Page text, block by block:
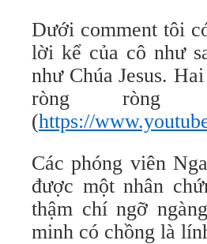
Dưới comment tôi
lời kể của cô như
như Chúa Jesus.
ròng ròng
(https://
Các phóng viên
được một nhân
thậm chí ngỡ
minh có chồng là